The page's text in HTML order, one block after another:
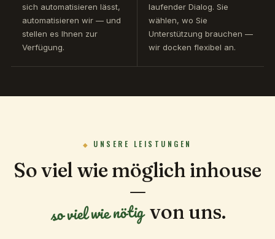
sich automatisieren lässt,
automatisieren wir — und
stellen es Ihnen zur
Verfügung.
laufender Dialog. Sie
wählen, wo Sie
Unterstützung brauchen —
wir docken flexibel an.
UNSERE LEISTUNGEN
So viel wie möglich inhouse
—
so viel wie nötig von uns.